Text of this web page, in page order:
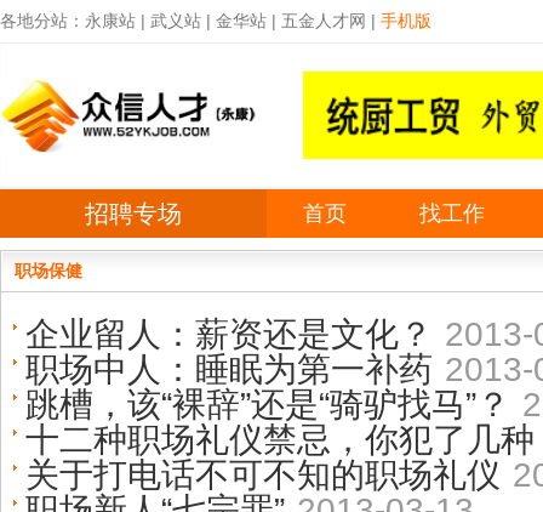
各地分站： 永康站 | 武义站 | 金华站 | 五金人才网 | 手机版
招聘专场 首页 找工作
职场保健
企业留人：薪资还是文化？ 2013-
职场中人：睡眠为第一补药 2013-
跳槽，该“裸辞”还是“骑驴找马”？
十二种职场礼仪禁忌，你犯了几种
关于打电话不可不知的职场礼仪